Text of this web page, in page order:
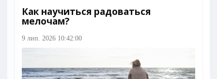
Как научиться радоваться
мелочам?
9 лип. 2026 10:42:00